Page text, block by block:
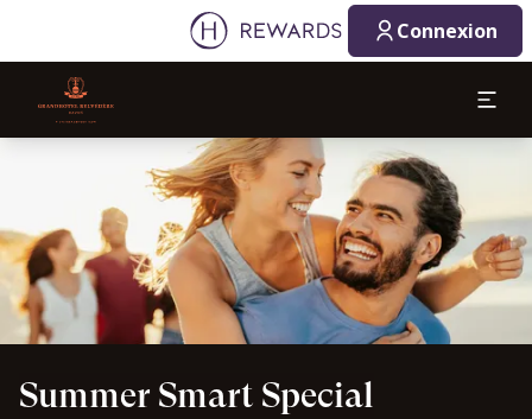
Connexion
Summer Smart Special